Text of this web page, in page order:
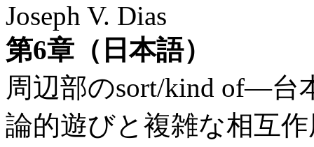
Joseph V. Dias
第6章（日本語）
周辺部のsort/kind of―台
論的遊びと複雑な相互